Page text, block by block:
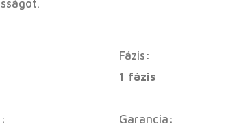
Fázis:
1 fázis
Garancia: